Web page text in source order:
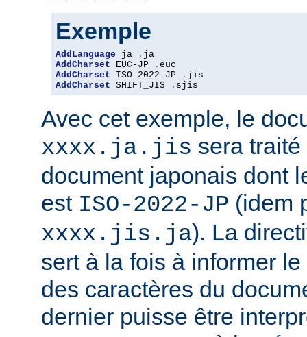
Exemple
AddLanguage ja .
AddCharset EUC-JP .
AddCharset ISO-2022-JP .
AddCharset SHIFT_JIS . sjis
Avec cet exemple, le
xxxx.ja.jis sera
document japonais dont
est ISO-2022-JP (idem
xxxx.jis.ja). La
sert à la fois à informer
des caractères du
dernier puisse être